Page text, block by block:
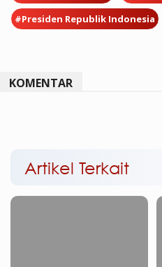
#Presiden Republik Indonesia
KOMENTAR
Artikel Terkait